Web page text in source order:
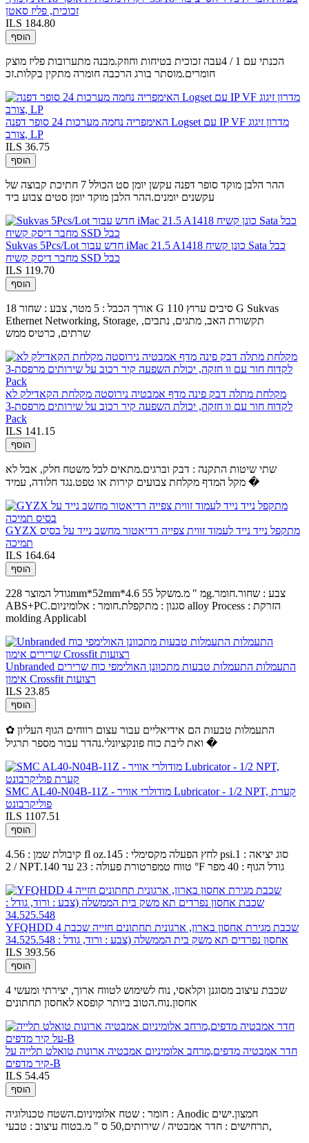
זכוכית, פליז סאטן
ILS 184.80
הוסף
הכנתי עם 1 / 4עבה זכוכית בטיחות וחוזק.מבנה מתערובות פליז מוצק
חומרים.מוסתר בורג הרכבה חומרה מתקין בקלות.זכ
האימפריה נחמה מערכות 24 סופר דפנה Logset עם IP VF מדרון זיגוג
צורב, LP
ILS 36.75
הוסף
ההר הלבן מוקד סופר דפנה עקשן יומן סט הכולל 7 חתיכת קבוצה של
עקשנים יומנים.ההר הלבן מוקד יומן סטים צבוע ביד
Sukvas 5Pcs/Lot חדש עבור iMac 21.5 A1418 כונן קשיח Sata כבל
מחבר דיסק קשיח SSD כבל
ILS 119.70
הוסף
אורך הכבל : 5 מטר, צבע : שחור 18 G סיבים ערוץ 110 G Sukvas
Ethernet Networking, Storage, תקשורת האב, מתגים, נתבים,
שרתים, כרטיס ממש
מקלחת מתלה דבק פינה מדף אמבטיה נירוסטה מקלחת הקאדילק לא
לקדוח חור עם וו חזקה, יכולת השפעה קיר רכוב על שירותים מרפסת-3
Pack
ILS 141.15
הוסף
שתי שיטות התקנה : דבק וברגים.מתאים לכל משטח חלק, אבל לא
מקל המדף מקלחת צבועים קירות או טפט.נגד חלודה, עמיד �
GYZX מתקפל נייד נייד לעמוד זווית צפייה רדיאטור מחשב נייד על בסיס
תמיכה
ILS 164.64
הוסף
גודל המוצר 228mm*52mm*4.6 מ " מ.משקל 55g.צבע : שחור.חומר
ABS+PC.סגנון : מתקפלת.חומר : אלומיניום alloy Process : הזרקת
molding Applicabl
Unbranded התעמלות התעמלות טבעות מתכוונן האולימפי כוח שרירים
אימון Crossfit רצועות
ILS 23.85
הוסף
✿ התעמלות טבעות הם אידיאליים עבור עצום רווחים הגוף העליון
ואת ליבת כוח פונקציונלי.נהדר עבור מספר תרגיל �
SMC AL40-N04B-11Z - מודולרי אוויר Lubricator - 1/2 NPT, קערת
פוליקרבונט
ILS 1107.51
הוסף
קיבולת שמן : 4.56 fl oz.לחץ הפעלה מקסימלי : 145 psi.סוג יציאה : 1
/ 2 NPT.טווח טמפרטורת פעולה : 23 עד 140 °F גודל הגוף : 40 מפר
YFQHDD 4 שכבת מגירת אחסון בארון, ארגונית תחתונים חזייה שכבת
אחסון נפרדים תא משק בית הממשלה (צבע : ורוד, גודל : 34.525.548
ILS 393.56
הוסף
4 שכבת עיצוב מסוגנן וקלאסי, נוח לשימוש לטווח ארוך, יצירתי ומעשי
אחסון.נוח.הטוב ביותר קופסא לאחסון תחתונים
חדר אמבטיה מדפים,מרחב אלומיניום אמבטיה ארונות טואלט תלייה על
קיר מדפים-B
ILS 54.45
הוסף
חומר : שטח אלומיניום.השטח טכנולוגיה : Anodic חמצון.ישים
תרחישים : חדר אמבטיה / שירותים,50 ס " מ.בטוח עיצוב : טבעי,